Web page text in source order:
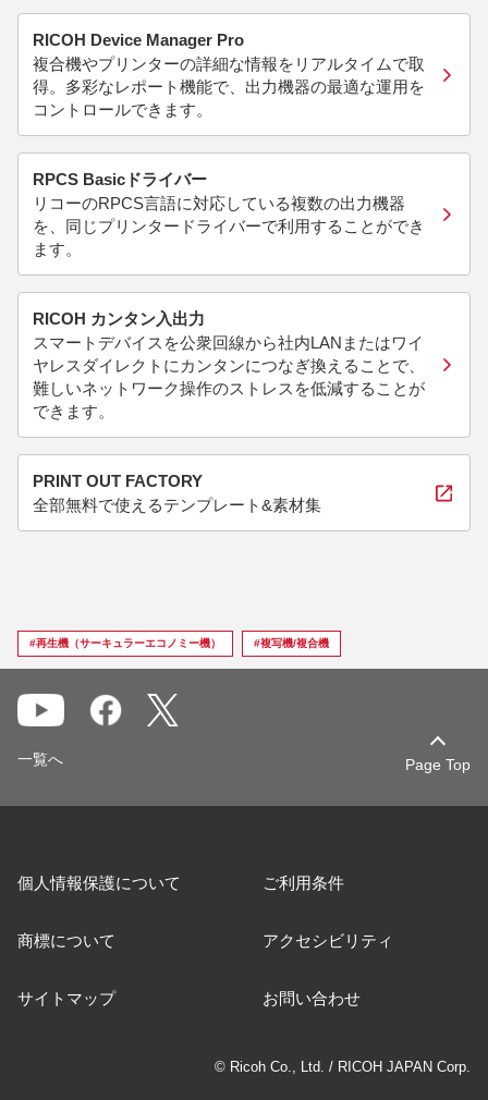
RICOH Device Manager Pro
複合機やプリンターの詳細な情報をリアルタイムで取
得。多彩なレポート機能で、出力機器の最適な運用を
コントロールできます。
RPCS Basicドライバー
リコーのRPCS言語に対応している複数の出力機器
を、同じプリンタードライバーで利用することができ
ます。
RICOH カンタン入出力
スマートデバイスを公衆回線から社内LANまたはワイ
ヤレスダイレクトにカンタンにつなぎ換えることで、
難しいネットワーク操作のストレスを低減することが
できます。
PRINT OUT FACTORY
全部無料で使えるテンプレート&素材集
#再生機（サーキュラーエコノミー機） #複写機/複合機
Page Top
一覧へ
個人情報保護について ご利用条件
商標について アクセシビリティ
サイトマップ お問い合わせ
© Ricoh Co., Ltd. / RICOH JAPAN Corp.